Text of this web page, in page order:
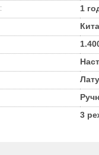
1
3